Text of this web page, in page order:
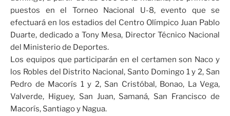
puestos en el Torneo Nacional U-8, evento que se
efectuará en los estadios del Centro Olímpico Juan Pablo
Duarte, dedicado a Tony Mesa, Director Técnico Nacional
del Ministerio de Deportes.
Los equipos que participarán en el certamen son Naco y
los Robles del Distrito Nacional, Santo Domingo 1 y 2, San
Pedro de Macorís 1 y 2, San Cristóbal, Bonao, La Vega,
Valverde, Higuey, San Juan, Samaná, San Francisco de
Macorís, Santiago y Nagua.